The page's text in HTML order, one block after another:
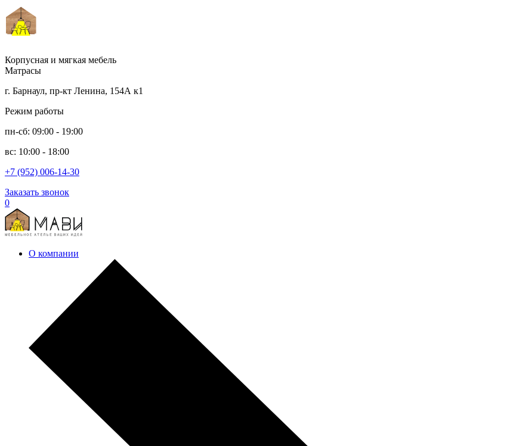
Корпусная и мягкая мебель
Матрасы
г. Барнаул, пр-кт Ленина, 154А к1
Режим работы
пн-сб: 09:00 - 19:00
вс: 10:00 - 18:00
+7 (952) 006-14-30
Заказать звонок
0
О компании